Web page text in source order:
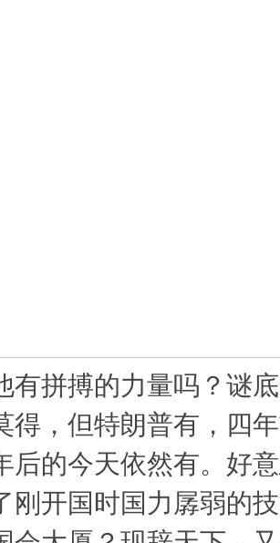
有拼搏的力量吗？谜
得，但特朗普有，四
后的今天依然有。好
刚开国时国力孱弱的